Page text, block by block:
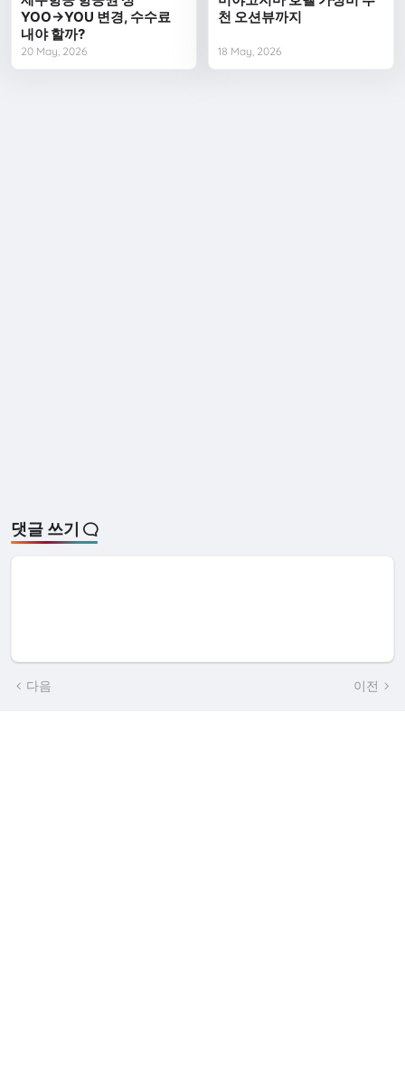
YOO→YOU 변경, 수수료
내야 할까?
20 May, 2026
천 오션뷰까지
18 May, 2026
댓글 쓰기
다음 이전